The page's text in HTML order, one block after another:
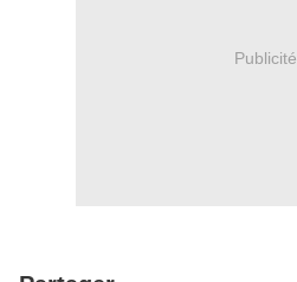
Publicité